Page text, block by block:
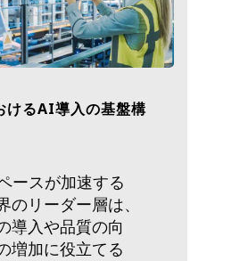
けるAI導入の基盤構
ースが加速する
のリーダー層は、
導入や品質の向
増加に役立てる